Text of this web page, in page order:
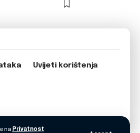
na Privatnost
Uvijeti korištenja